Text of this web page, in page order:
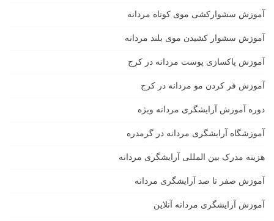
آموزش سشوارکشی موی کوتاه مردانه
آموزش سشوار کشیدن موی بلند مردانه
آموزش پاکسازی پوست مردانه در کرج
آموزش فر کردن مو مردانه در کرج
دوره آموزش آرایشگری مردانه ویژه
آموزشگاه آرایشگری مردانه در گرمدره
هزینه مدرک بین المللی آرایشگری مردانه
آموزش صفر تا صد آرایشگری مردانه
آموزش آرایشگری مردانه آنلاین